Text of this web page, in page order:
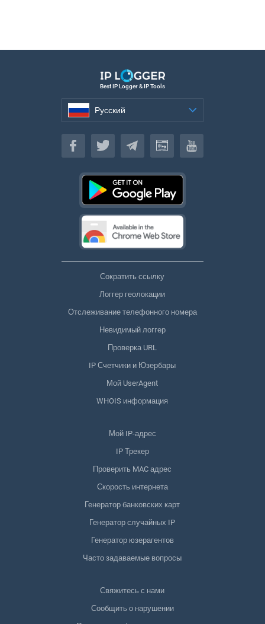
Best IP Logger & IP Tools
Русский
Русский
Сократить ссылку
Логгер геолокации
Отслеживание телефонного номера
Невидимый логгер
Проверка URL
IP Счетчики и Юзербары
Мой UserAgent
WHOIS информация
Мой IP-адрес
IP Трекер
Проверить MAC адрес
Скорость интернета
Генератор банковских карт
Генератор случайных IP
Генератор юзерагентов
Часто задаваемые вопросы
Свяжитесь с нами
Сообщить о нарушении